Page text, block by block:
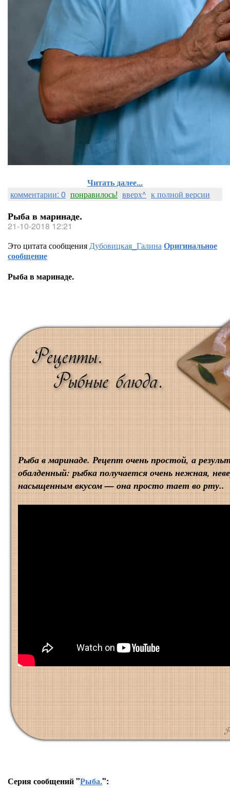
Читать далее...
комментарии: 0 понравилось! вверх^ к полной версии
Рыба в маринаде.
21-10-2018 12:21
Это цитата сообщенияДубовицкая_ГалинаОригинальное
сообщение
Рыба в маринаде.
Рыба в маринаде. Рецепт очень простой, а
обалденный: рыбка получается очень нежная,
насыщенным вкусом — она просто тает во рту..
Серия сообщений "Рыба.":